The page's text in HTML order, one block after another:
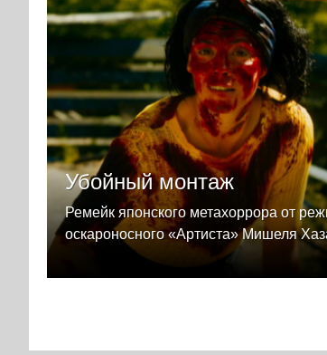
Убойный монтаж
Ремейк японского метахоррора от
оскароносного «Артиста» Мишеля